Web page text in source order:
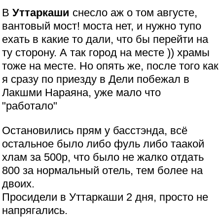
ВУттаркаши снесло аж о том августе,
вантовый мост! моста нет, и нужно тупо
ехать в какие то дали, что бы перейти на
ту сторону. А так город на месте )) храмы
тоже на месте. Но опять же, после того как
я сразу по приезду в Дели побежал в
Лакшми Нараяна, уже мало что
"работало"
Остановились прям у басстэнда, всё
остальное было либо фуль либо таакой
хлам за 500р, что было не жалко отдать
800 за нормальный отель, тем более на
двоих.
Просидели в Уттаркаши 2 дня, просто не
напрягались.